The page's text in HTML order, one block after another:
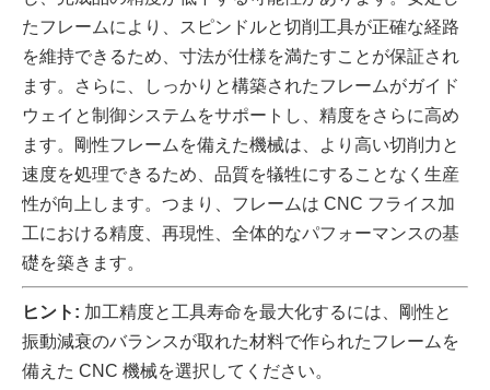
たフレームにより、スピンドルと切削工具が正確な経路
を維持できるため、寸法が仕様を満たすことが保証され
ます。さらに、しっかりと構築されたフレームがガイド
ウェイと制御システムをサポートし、精度をさらに高め
ます。剛性フレームを備えた機械は、より高い切削力と
速度を処理できるため、品質を犠牲にすることなく生産
性が向上します。つまり、フレームは CNC フライス加
工における精度、再現性、全体的なパフォーマンスの基
礎を築きます。
ヒント: 加工精度と工具寿命を最大化するには、剛性と
振動減衰のバランスが取れた材料で作られたフレームを
備えた CNC 機械を選択してください。